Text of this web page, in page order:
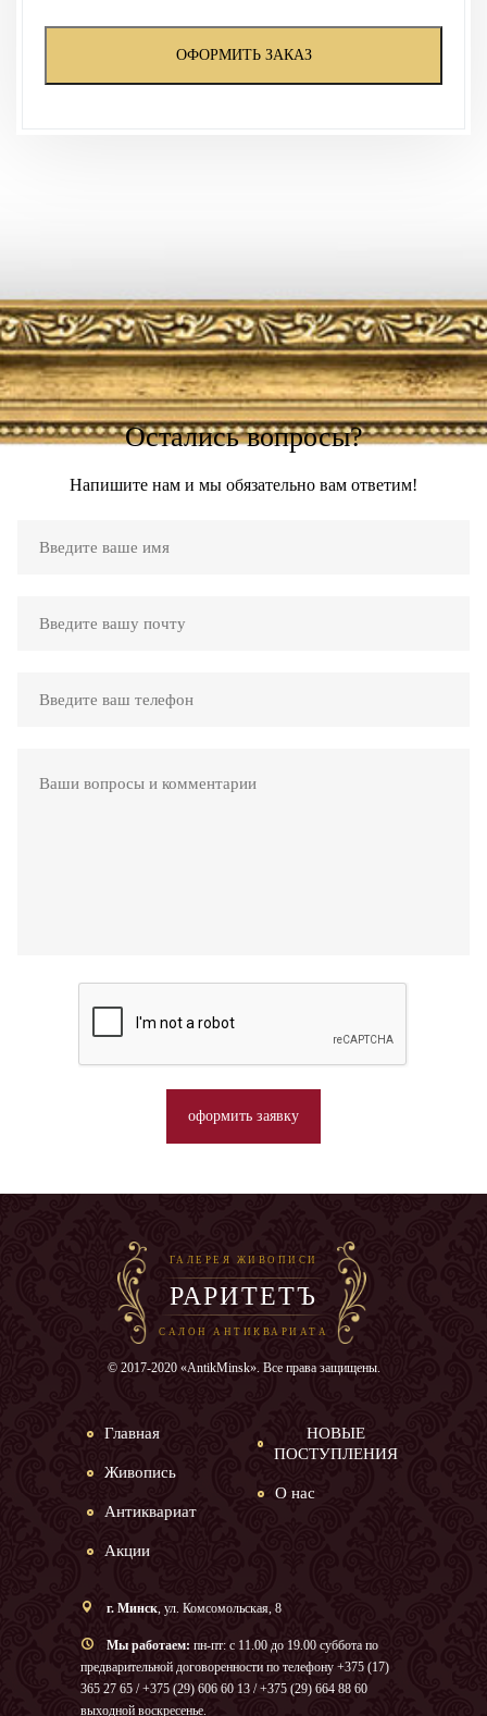
ОФОРМИТЬ ЗАКАЗ
Остались вопросы?
Напишите нам и мы обязательно вам ответим!
оформить заявку
ГАЛЕРЕЯ ЖИВОПИСИ
РАРИТЕТЪ
САЛОН АНТИКВАРИАТА
© 2017-2020 «AntikMinsk». Все права защищены.
Главная
Живопись
Антиквариат
Акции
НОВЫЕ
ПОСТУПЛЕНИЯ
О нас
г. Минск, ул. Комсомольская, 8
Мы работаем: пн-пт: с 11.00 до 19.00 суббота по
предварительной договоренности по телефону +375 (17)
365 27 65 / +375 (29) 606 60 13 / +375 (29) 664 88 60
выходной воскресенье.